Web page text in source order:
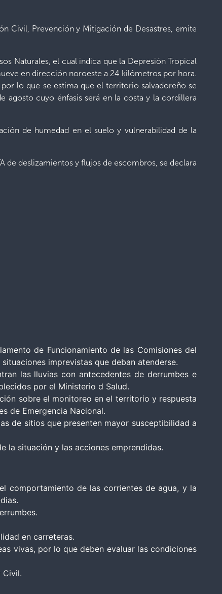
Civil, Prevención y Mitigación de Desastres, emite
Naturales, el cual indica que la Depresión Tropical
en dirección noroeste a 24 kilómetros por hora.
lo que se estima que el territorio salvadoreño se
agosto cuyo énfasis será en la costa y la cordillera
de humedad en el suelo y vulnerabilidad de la
de deslizamientos y flujos de escombros, se declara
de Funcionamiento de las Comisiones del
imprevistas que deban atenderse.
las lluvias con antecedentes de derrumbes e
por el Ministerio d Salud.
sobre el monitoreo en el territorio y respuesta
de Emergencia Nacional.
de sitios que presenten mayor susceptibilidad a
la situación y las acciones emprendidas.
comportamiento de las corrientes de agua, y la
en carreteras.
vivas, por lo que deben evaluar las condiciones
Civil.